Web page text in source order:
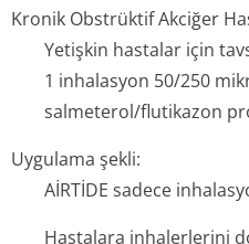
Kronik Obstrüktif Akciğer
Yetişkin hastalar için
1 inhalasyon 50/250
salmeterol/flu­tikazon
Uygulama şekli:
AİRTİDE sadece
Hastalara inhalerlerini